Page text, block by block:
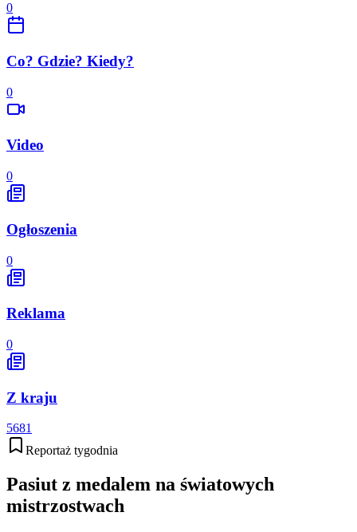
0
Co? Gdzie? Kiedy?
0
Video
0
Ogłoszenia
0
Reklama
0
Z kraju
5681
Reportaż tygodnia
Pasiut z medalem na światowych
mistrzostwach